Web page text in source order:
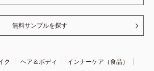
無料サンプルを探す
ク ヘア＆ボディ
インナーケア（食品）